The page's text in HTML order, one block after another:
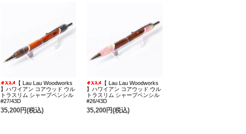
【 Lau Lau Woodworks
】ハワイアン コアウッド ウル
トラスリム シャープペンシル
#27/43D
35,200円(税込)
【 Lau Lau Woodworks
】ハワイアン コアウッド ウル
トラスリム シャープペンシル
#26/43D
35,200円(税込)